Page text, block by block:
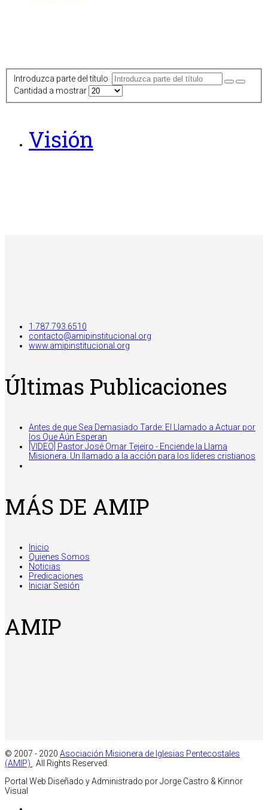
Introduzca parte del título
Cantidad a mostrar
Visión
1.787.793.6510
contacto@amipinstitucional.org
www.amipinstitucional.org
Últimas Publicaciones
Antes de que Sea Demasiado Tarde: El Llamado a Actuar por
los Que Aún Esperan
[VIDEO] Pastor José Omar Tejeiro - Enciende la Llama
Misionera. Un llamado a la acción para los líderes cristianos
MÁS DE AMIP
Inicio
Quienes Somos
Noticias
Predicaciones
Iniciar Sesión
AMIP
© 2007 - 2020 Asociación Misionera de Iglesias Pentecostales
(AMIP)
. All Rights Reserved.
Portal Web Diseñado y Administrado por Jorge Castro & Kinnor
Visual